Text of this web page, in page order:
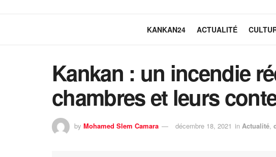
KANKAN24 ACTUALITÉ
Kankan : un incendie
chambres et leurs
by Mohamed Slem Camara décembre 18, 2021 in Actualité,